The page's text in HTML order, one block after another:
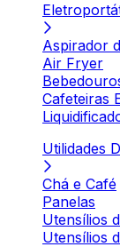
Aspirador
Air Fryer
Cafeteiras
Utilidades
Chá e Café
Panelas
Utensílios
Utensílios